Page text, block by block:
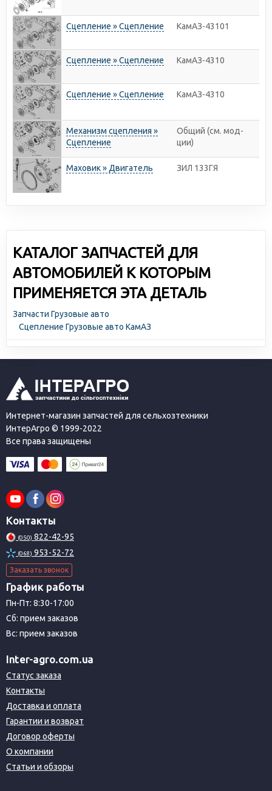
Сцепление » Сцепление КамАЗ-43101
Сцепление » Сцепление КамАЗ-4310
Сцепление » Сцепление КамАЗ-4310
Механизм сцепления »
Сцепление
Общий (см. мод-
ции)
Маховик » Двигатель ЗИЛ 133ГЯ
КАТАЛОГ ЗАПЧАСТЕЙ ДЛЯ
АВТОМОБИЛЕЙ К КОТОРЫМ
ПРИМЕНЯЕТСЯ ЭТА ДЕТАЛЬ
Запчасти Грузовые авто
Сцепление Грузовые авто КамАЗ
Интернет-магазин запчастей для сельхозтехники
ИнтерАгро © 1999-2022
Все права защищены
Контакты
(050) 822-42-95
(068) 953-52-72
Заказать звонок
График работы
Пн-Пт: 8:30-17:00
Сб: прием заказов
Вс: прием заказов
Inter-agro.com.ua
Статус заказа
Контакты
Доставка и оплата
Гарантии и возврат
Договор оферты
О компании
Статьи и обзоры